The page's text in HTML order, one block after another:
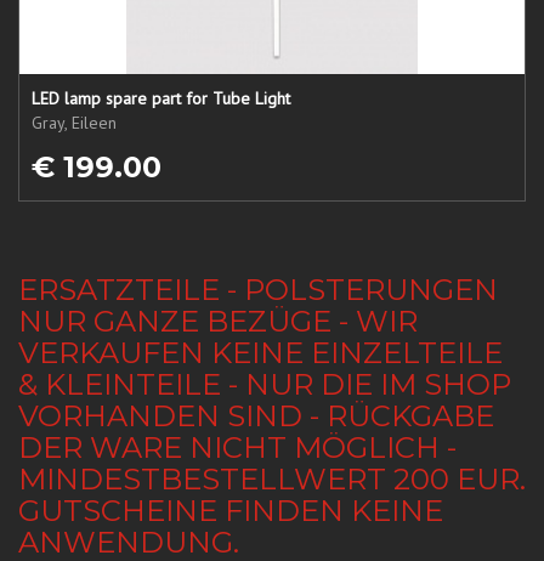
LED lamp spare part for Tube Light
Gray, Eileen
€ 199.00
ERSATZTEILE - POLSTERUNGEN
NUR GANZE BEZÜGE - WIR
VERKAUFEN KEINE EINZELTEILE
& KLEINTEILE - NUR DIE IM SHOP
VORHANDEN SIND - RÜCKGABE
DER WARE NICHT MÖGLICH -
MINDESTBESTELLWERT 200 EUR.
GUTSCHEINE FINDEN KEINE
ANWENDUNG.